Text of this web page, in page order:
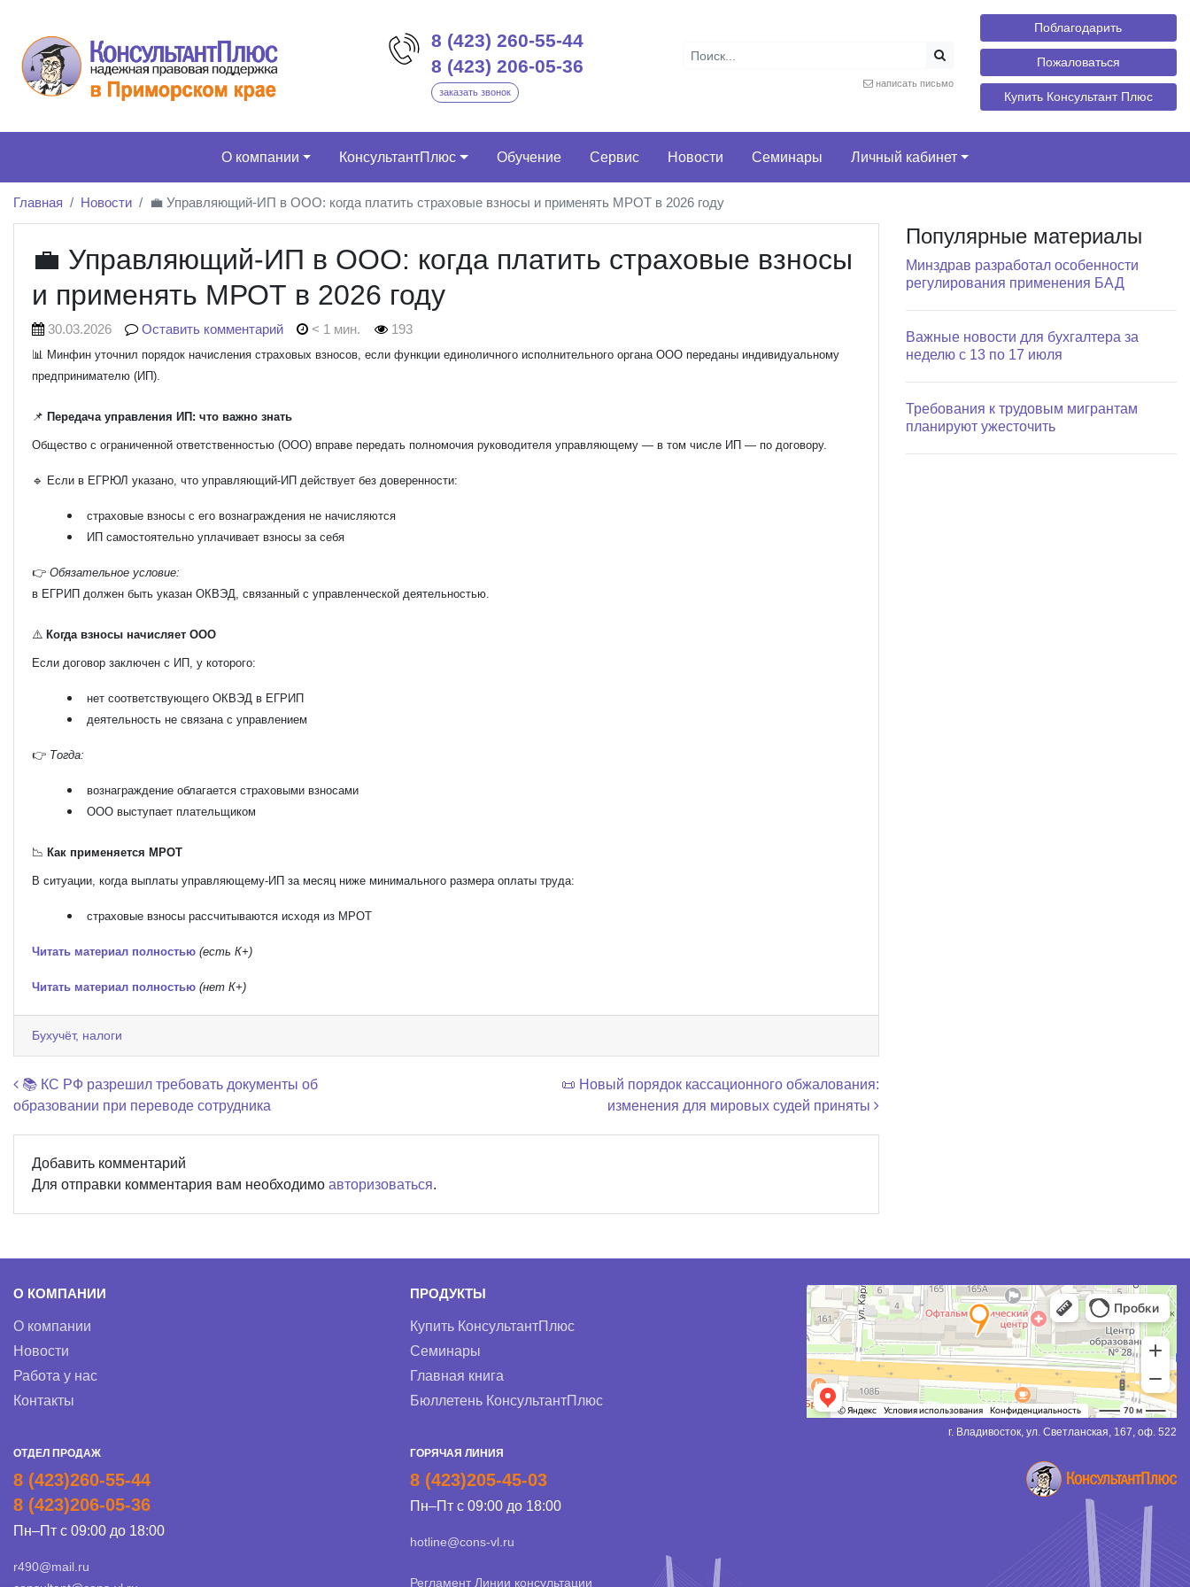
8 (423) 260-55-44
8 (423) 206-05-36
заказать звонок
написать письмо
Поблагодарить
Пожаловаться
Купить Консультант Плюс
О компании КонсультантПлюс Обучение Сервис Новости Семинары Личный кабинет
Главная Новости 💼 Управляющий-ИП в ООО: когда платить страховые взносы и применять МРОТ в 2026 году
💼 Управляющий-ИП в ООО: когда платить страховые взносы
и применять МРОТ в 2026 году
30.03.2026 Оставить комментарий < 1 мин. 193
📊 Минфин уточнил порядок начисления страховых взносов, если функции единоличного исполнительного органа ООО переданы индивидуальному
предпринимателю (ИП).
📌 Передача управления ИП: что важно знать
Общество с ограниченной ответственностью (ООО) вправе передать полномочия руководителя управляющему — в том числе ИП — по договору.
🔹 Если в ЕГРЮЛ указано, что управляющий-ИП действует без доверенности:
страховые взносы с его вознаграждения не начисляются
ИП самостоятельно уплачивает взносы за себя
👉 Обязательное условие:
в ЕГРИП должен быть указан ОКВЭД, связанный с управленческой деятельностью.
⚠️ Когда взносы начисляет ООО
Если договор заключен с ИП, у которого:
нет соответствующего ОКВЭД в ЕГРИП
деятельность не связана с управлением
👉 Тогда:
вознаграждение облагается страховыми взносами
ООО выступает плательщиком
📉 Как применяется МРОТ
В ситуации, когда выплаты управляющему-ИП за месяц ниже минимального размера оплаты труда:
страховые взносы рассчитываются исходя из МРОТ
Читать материал полностью (есть К+)
Читать материал полностью (нет К+)
Бухучёт, налоги
Навигация по записям
📚 КС РФ разрешил требовать документы об
образовании при переводе сотрудника
📜 Новый порядок кассационного обжалования:
изменения для мировых судей приняты
Добавить комментарий
Для отправки комментария вам необходимо авторизоваться.
Популярные материалы
Минздрав разработал особенности
регулирования применения БАД
Важные новости для бухгалтера за
неделю с 13 по 17 июля
Требования к трудовым мигрантам
планируют ужесточить
О КОМПАНИИ
О компании
Новости
Работа у нас
Контакты
ПРОДУКТЫ
Купить КонсультантПлюс
Семинары
Главная книга
Бюллетень КонсультантПлюс
г. Владивосток, ул. Светланская, 167, оф. 522
ОТДЕЛ ПРОДАЖ
8 (423)260-55-44
8 (423)206-05-36
Пн–Пт с 09:00 до 18:00
r490@mail.ru
ГОРЯЧАЯ ЛИНИЯ
8 (423)205-45-03
Пн–Пт с 09:00 до 18:00
hotline@cons-vl.ru
Регламент Линии консультации